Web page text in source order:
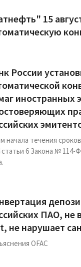
15
России
иностранных
начала течения
статьи 6 Закона № 114-
ПАО, не
не нарушает
OFAC